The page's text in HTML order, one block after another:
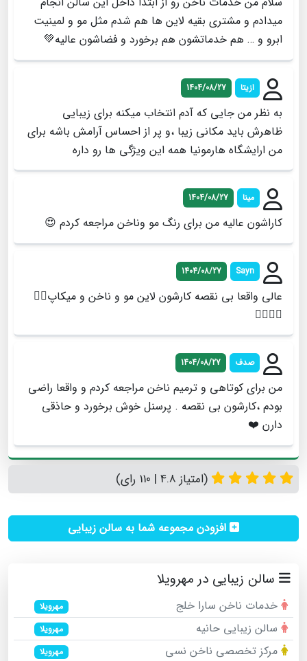
ميدادم و مشتري بقيه لاين ها هم شدم مثل مو و لمينيت
ابرو و … هم خدماتشون هم برخورد و فضاشون عاليه💚
ازیتا 1404/08/27
به نظر من جایی که آدم انتخاب میکنه برای زیبایی
ظاهرش باید مکانی زیبا ،و پر از احساس آرامش باشه برای
من ارایشگاه هارمونیا همه این ویژگی ها رو داره
مینا 1404/08/27
کاراشون عالیه من برای رنگ مو وناخن مراجعه کردم 😍
Sayn
1404/08/27
عالی واقعا بی نقصه کارشون لاین مو و ناخن و میکاپ👌🏻
👌🏻👌🏻
صدف 1404/08/27
من برای کوتاهی و ترمیم ناخن مراجعه کردم و واقعا راضی
بودم ،کارشون بی نقصه . پرسنل خوش برخورد و حاذقی
دارن ❤️
(امتیاز 4.8 | 110 رای)
افزودن مجموعه شما به سالن زیبایی
سالن زیبایی در مهرویلا
خدمات ناخن سارا خلج مهرویلا
سالن زیبایی حانیه مهرویلا
مرکز تخصصی ناخن نسی مهرویلا